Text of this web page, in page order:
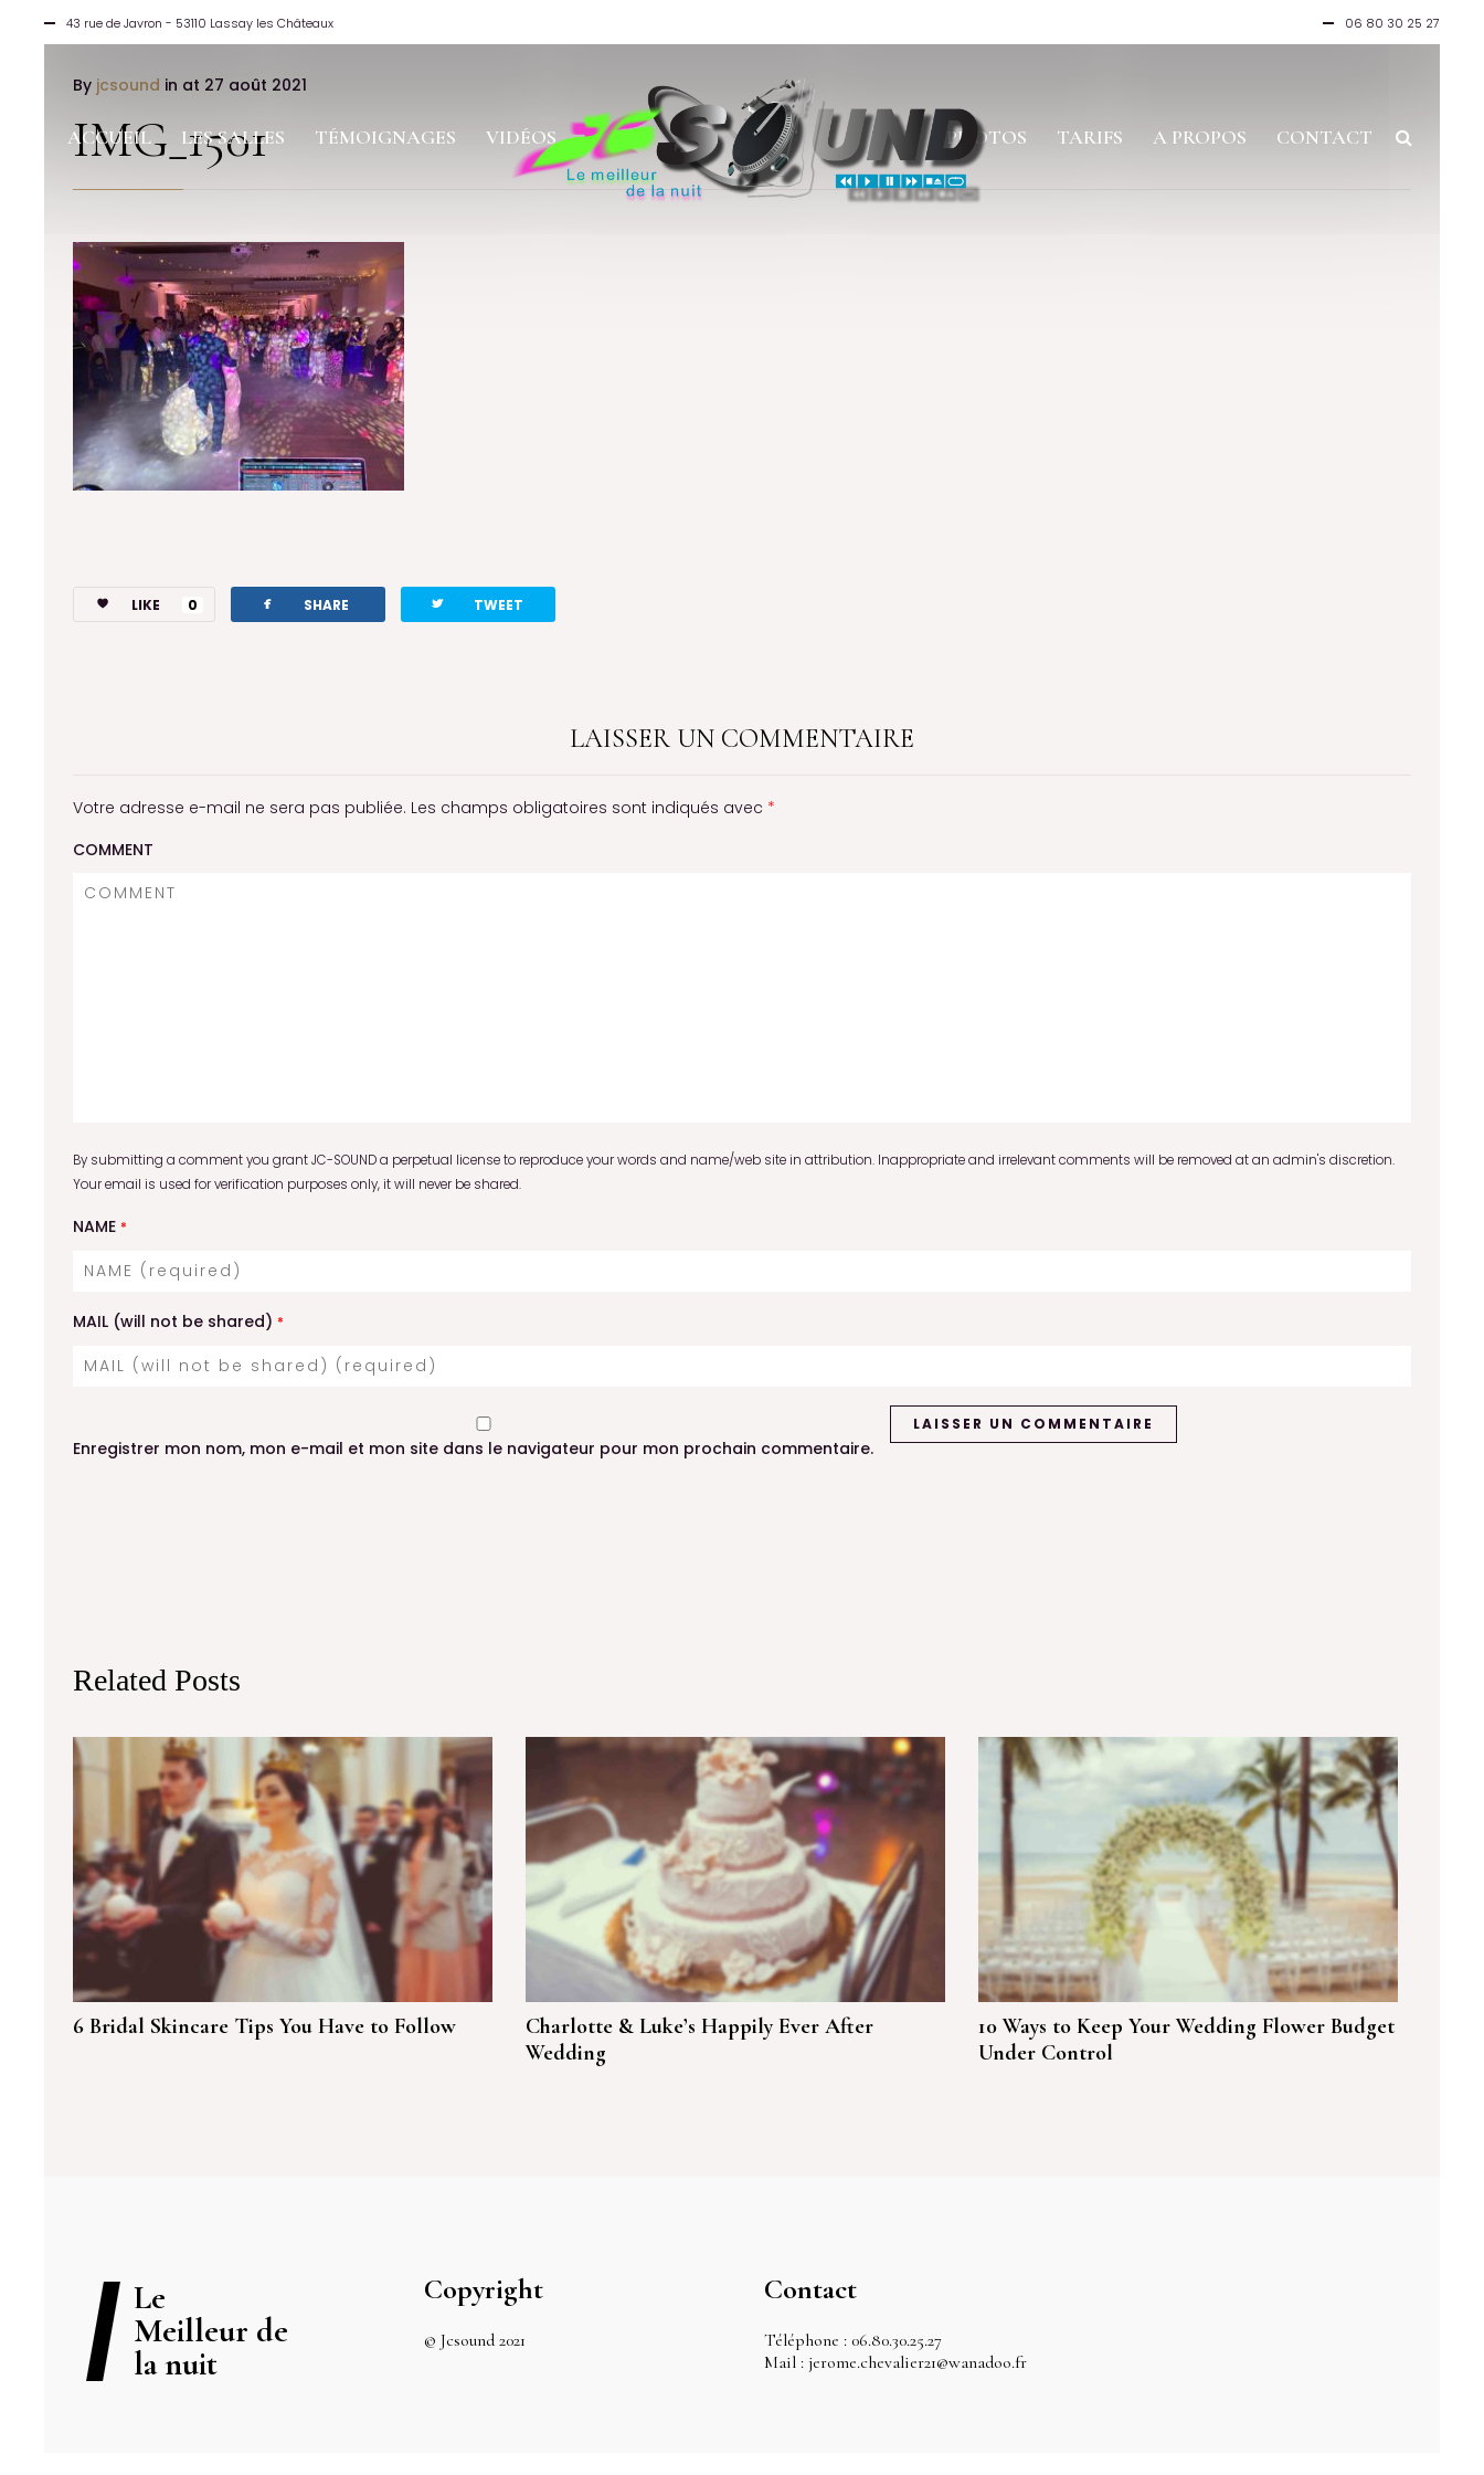
43 rue de Javron - 53110 Lassay les Châteaux 06 80 30 25 27
ACCUEIL LES SALLES TÉMOIGNAGES VIDÉOS PHOTOS TARIFS A PROPOS CONTACT
By jcsound in at 27 août 2021
IMG_1501
LIKE 0 facebook SHARE twitterbird TWEET
LAISSER UN COMMENTAIRE
Votre adresse e-mail ne sera pas publiée. Les champs obligatoires sont indiqués avec *
COMMENT
By submitting a comment you grant JC-SOUND a perpetual license to reproduce your words and name/web site in attribution. Inappropriate and irrelevant comments will be removed at an admin's discretion.
Your email is used for verification purposes only, it will never be shared.
NAME *
MAIL (will not be shared) *
Enregistrer mon nom, mon e-mail et mon site dans le navigateur pour mon prochain commentaire.
Related Posts
6 Bridal Skincare Tips You Have to Follow
Charlotte & Luke’s Happily Ever After
Wedding
10 Ways to Keep Your Wedding Flower Budget
Under Control
Le
Meilleur de
la nuit
Copyright
© Jcsound 2021
Contact
Téléphone : 06.80.30.25.27
Mail : jerome.chevalier21@wanadoo.fr